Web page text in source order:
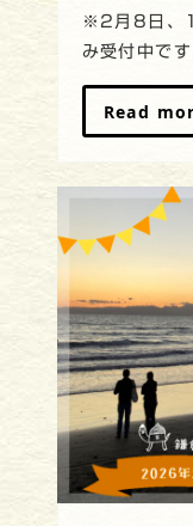
※2月8日、
み受付中
Read